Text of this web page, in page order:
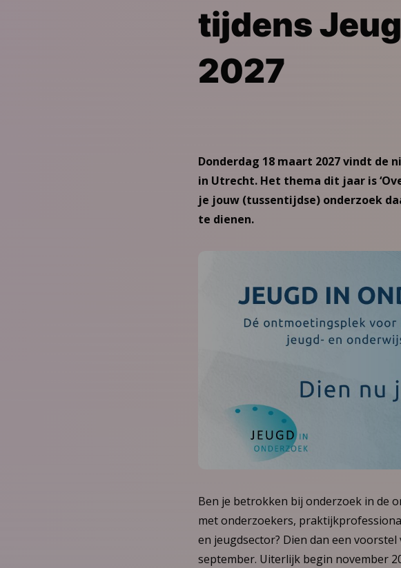
tijdens
2027
Donderdag 18 maart 2027 vindt de
in Utrecht. Het thema dit jaar is
je jouw (tussentijdse) onderzoek
te dienen.
Ben je betrokken bij onderzoek in de
met onderzoekers,
en jeugdsector? Dien dan een
september. Uiterlijk begin november